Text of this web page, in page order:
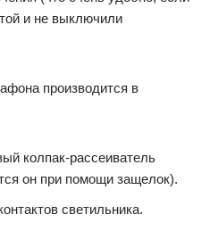
и не выключили
производится в
колпак-рассеиватель
он при помощи защелок).
светильника.